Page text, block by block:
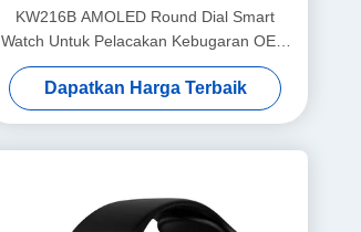
KW216B AMOLED Round Dial Smart
Watch Untuk Pelacakan Kebugaran OEM
ODM
Dapatkan Harga Terbaik